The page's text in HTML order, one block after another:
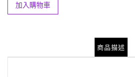
加入購物車
商品描述